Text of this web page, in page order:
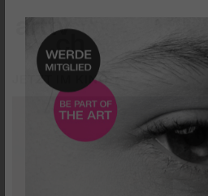
JETZT IM KINO